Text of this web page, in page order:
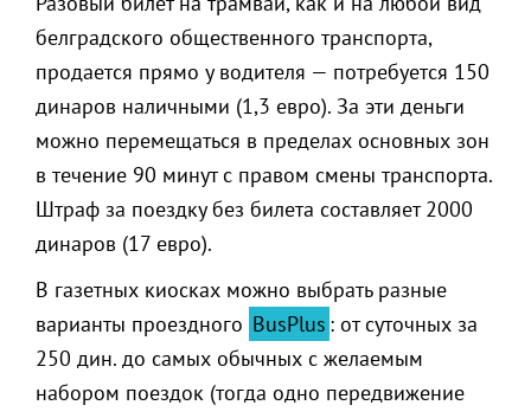
белградского общественного транспорта,
продается прямо у водителя — потребуется 150
динаров наличными (1,3 евро). За эти деньги
можно перемещаться в пределах основных зон
в течение 90 минут с правом смены транспорта.
Штраф за поездку без билета составляет 2000
динаров (17 евро).
В газетных киосках можно выбрать разные
варианты проездного BusPlus : от суточных за
250 дин. до самых обычных с желаемым
набором поездок (тогда одно передвижение